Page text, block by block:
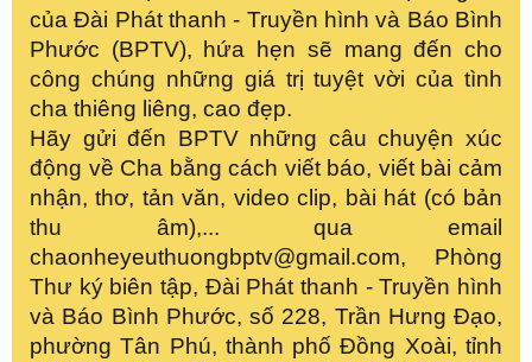
của Đài Phát thanh - Truyền hình và Báo Bình
Phước (BPTV), hứa hẹn sẽ mang đến cho
công chúng những giá trị tuyệt vời của tình
cha thiêng liêng, cao đẹp.
Hãy gửi đến BPTV những câu chuyện xúc
động về Cha bằng cách viết báo, viết bài cảm
nhận, thơ, tản văn, video clip, bài hát (có bản
thu âm),... qua email
chaonheyeuthuongbptv@gmail.com, Phòng
Thư ký biên tập, Đài Phát thanh - Truyền hình
và Báo Bình Phước, số 228, Trần Hưng Đạo,
phường Tân Phú, thành phố Đồng Xoài, tỉnh